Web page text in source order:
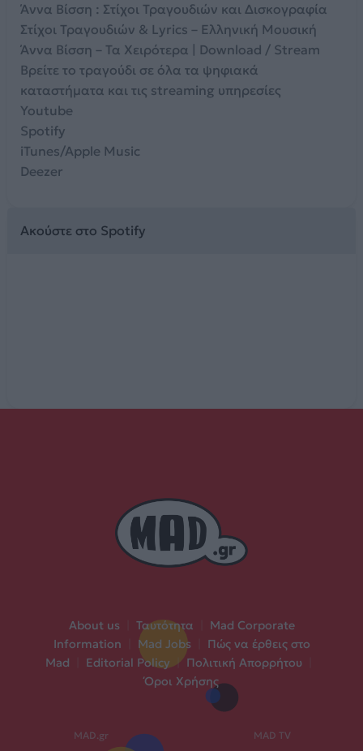
Άννα Βίσση : Στίχοι Τραγουδιών και Δισκογραφία
Στίχοι Τραγουδιών & Lyrics – Ελληνική Μουσική
Άννα Βίσση – Τα Χειρότερα | Download / Stream
Βρείτε το τραγούδι σε όλα τα ψηφιακά
καταστήματα και τις streaming υπηρεσίες
Youtube
Spotify
iTunes/Apple Music
Deezer
Ακούστε στο Spotify
About us Ταυτότητα
Mad Corporate
Information
Mad Jobs
Πώς να έρθεις στο
Mad
Editorial Policy | Πολιτική Απορρήτου
Όροι Χρήσης
MAD.gr MAD TV